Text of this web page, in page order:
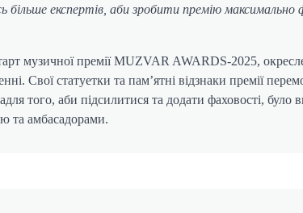
більше експертів, аби зробити премію
музичної премії MUZVAR AWARDS-2025,
Свої статуетки та пам’ятні відзнаки премії
того, аби підсилитися та додати фаховості, було
та амбасадорами.